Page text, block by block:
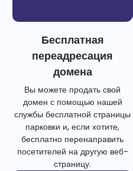
Бесплатная
переадресация
домена
Вы можете продать свой
домен с помощью нашей
службы бесплатной страницы
парковки и, если хотите,
бесплатно перенаправить
посетителей на другую веб-
страницу.